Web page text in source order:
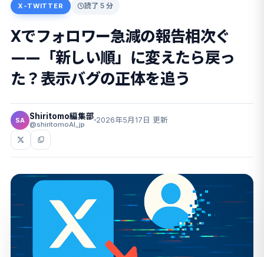
X-TWITTER 読了 5 分
Xでフォロワー急減の報告相次ぐ
——「新しい順」に変えたら戻っ
た？表示バグの正体を追う
SA Shiritomo編集部
@shiritomoAI_jp 2026年5月17日 更新